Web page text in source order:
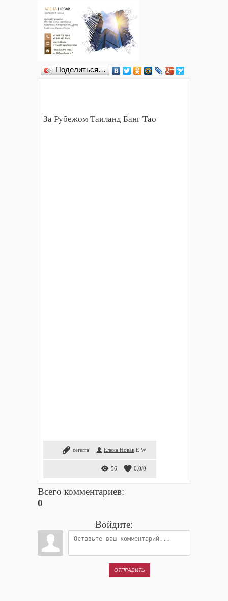
Поделиться…
За Рубежом Таиланд Банг Тао
cererra Елена Новак E W
56 0.0/0
Всего комментариев:
0
Войдите:
ОТПРАВИТЬ